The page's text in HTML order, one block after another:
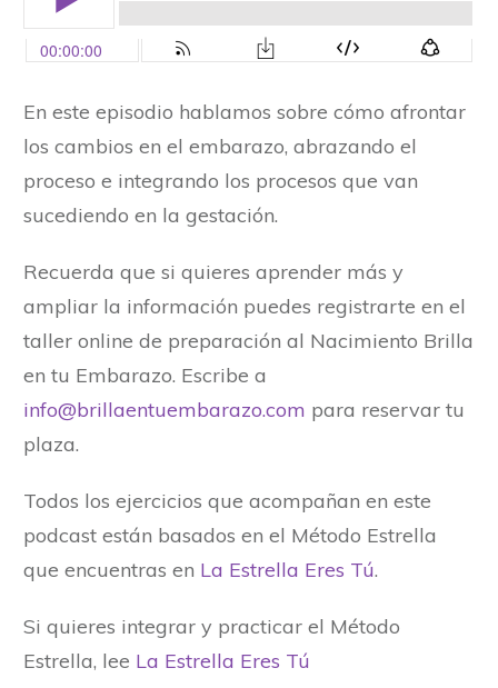
En este episodio hablamos sobre cómo afrontar
los cambios en el embarazo, abrazando el
proceso e integrando los procesos que van
sucediendo en la gestación.
Recuerda que si quieres aprender más y
ampliar la información puedes registrarte en el
taller online de preparación al Nacimiento Brilla
en tu Embarazo. Escribe a
info@brillaentuembarazo.com para reservar tu
plaza.
Todos los ejercicios que acompañan en este
podcast están basados en el Método Estrella
que encuentras en La Estrella Eres Tú.
Si quieres integrar y practicar el Método
Estrella, lee La Estrella Eres Tú